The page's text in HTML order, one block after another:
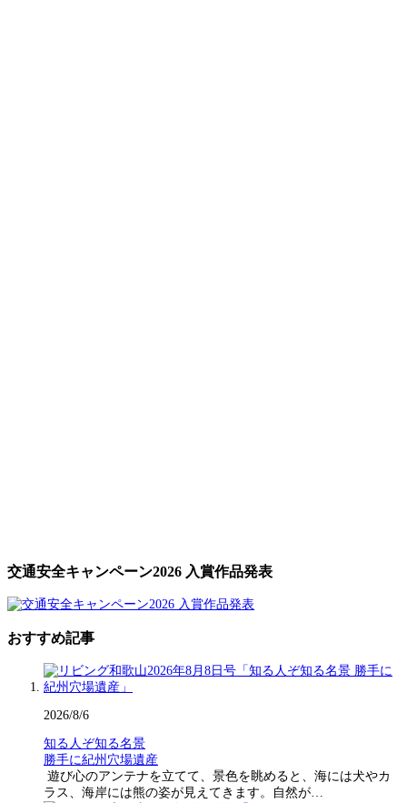
交通安全キャンペーン2026 入賞作品発表
おすすめ記事
2026/8/6
知る人ぞ知る名景
勝手に紀州穴場遺産
遊び心のアンテナを立てて、景色を眺めると、海には犬やカ
ラス、海岸には熊の姿が見えてきます。自然が…